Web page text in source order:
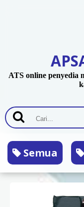
ATS online penyedia
Semua